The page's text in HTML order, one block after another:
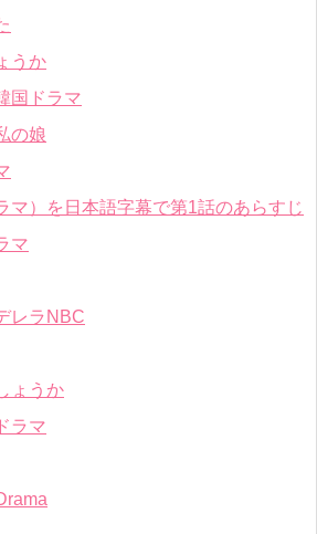
うか
国ドラマ
の娘
マ）を日本語字幕で第1話のあらすじ
マ
レラNBC
ょうか
ラマ